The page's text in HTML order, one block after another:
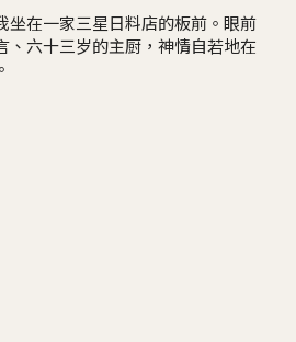
坐在一家三星日料店的板前。眼前
、六十三岁的主厨，神情自若地在